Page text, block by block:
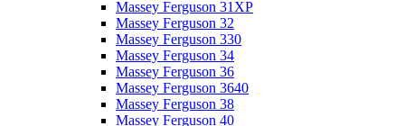
Massey Ferguson 31XP
Massey Ferguson 32
Massey Ferguson 330
Massey Ferguson 34
Massey Ferguson 36
Massey Ferguson 3640
Massey Ferguson 38
Massey Ferguson 40